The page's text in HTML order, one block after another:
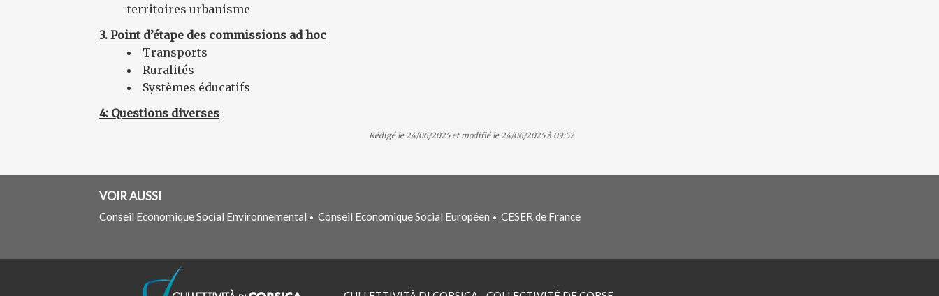
territoires urbanisme
3. Point d’étape des commissions ad hoc
Transports
Ruralités
Systèmes éducatifs
4: Questions diverses
Rédigé le 24/06/2025 et modifié le 24/06/2025 à 09:52
VOIR AUSSI
Conseil Economique Social Environnemental • Conseil Economique Social Européen • CESER de France